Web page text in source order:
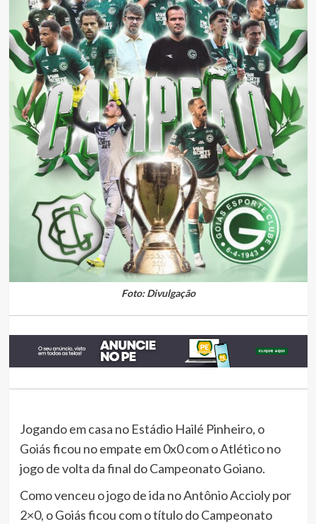
Foto: Divulgação
Jogando em casa no Estádio Hailé Pinheiro, o
Goiás ficou no empate em 0x0 com o Atlético no
jogo de volta da final do Campeonato Goiano.
Como venceu o jogo de ida no Antônio Accioly por
2×0, o Goiás ficou com o título do Campeonato